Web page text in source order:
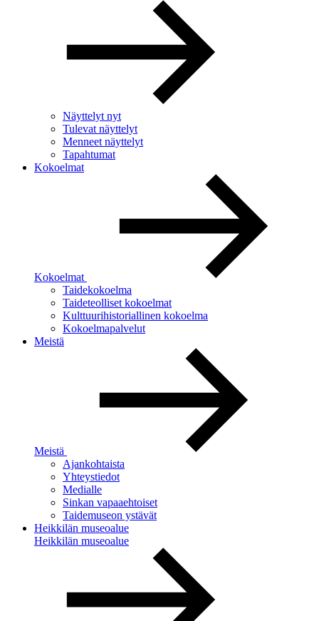
Näyttelyt nyt
Tulevat näyttelyt
Menneet näyttelyt
Tapahtumat
Kokoelmat
Kokoelmat
Taidekokoelma
Taideteolliset kokoelmat
Kulttuurihistoriallinen kokoelma
Kokoelmapalvelut
Meistä
Meistä
Ajankohtaista
Yhteystiedot
Medialle
Sinkan vapaaehtoiset
Taidemuseon ystävät
Heikkilän museoalue
Heikkilän museoalue